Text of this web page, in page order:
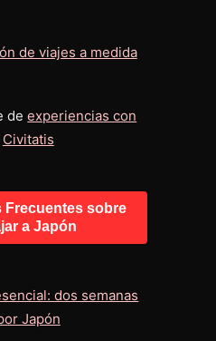
deexperiencias con
Civitatis
Frecuentes sobre
a Japón